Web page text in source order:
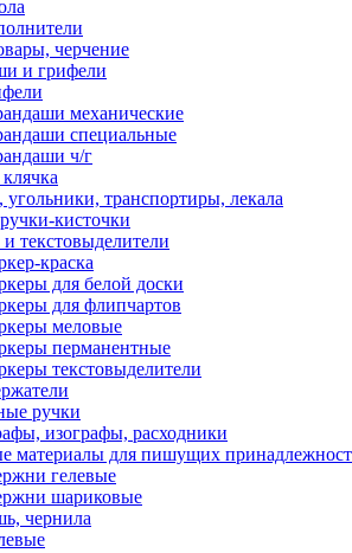
черчение
и грифели
механические
специальные
ч/г
транспортиры, лекала
кисточки
текстовыделители
краска
для белой доски
для флипчартов
меловые
перманентные
текстовыделители
ручки
изографы, расходники
материалы для пишущих
гелевые
шариковые
чернила